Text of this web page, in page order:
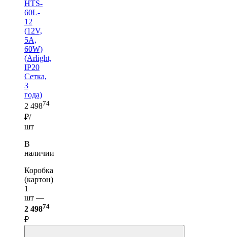
HTS-
60L-
12
(12V,
5A,
60W)
(Arlight,
IP20
Сетка,
3
года)
2 49874
₽/
шт
В
наличии
Коробка
(картон)
1
шт —
2 49874
₽